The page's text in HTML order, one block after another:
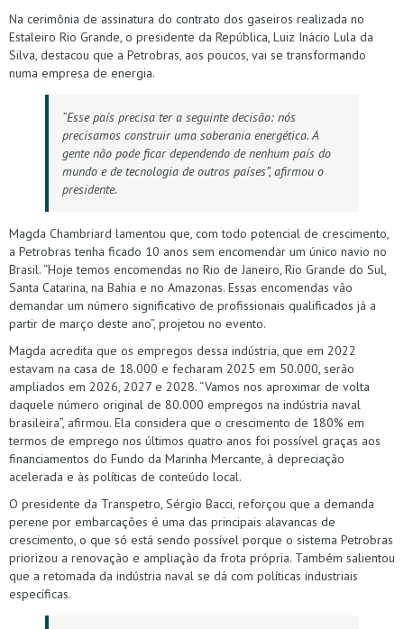
Na cerimônia de assinatura do contrato dos gaseiros realizada no
Estaleiro Rio Grande, o presidente da República, Luiz Inácio Lula da
Silva, destacou que a Petrobras, aos poucos, vai se transformando
numa empresa de energia.
“Esse país precisa ter a seguinte decisão: nós
precisamos construir uma soberania energética. A
gente não pode ficar dependendo de nenhum país do
mundo e de tecnologia de outros países”, afirmou o
presidente.
Magda Chambriard lamentou que, com todo potencial de crescimento,
a Petrobras tenha ficado 10 anos sem encomendar um único navio no
Brasil. “Hoje temos encomendas no Rio de Janeiro, Rio Grande do Sul,
Santa Catarina, na Bahia e no Amazonas. Essas encomendas vão
demandar um número significativo de profissionais qualificados já a
partir de março deste ano”, projetou no evento.
Magda acredita que os empregos dessa indústria, que em 2022
estavam na casa de 18.000 e fecharam 2025 em 50.000, serão
ampliados em 2026, 2027 e 2028. “Vamos nos aproximar de volta
daquele número original de 80.000 empregos na indústria naval
brasileira”, afirmou. Ela considera que o crescimento de 180% em
termos de emprego nos últimos quatro anos foi possível graças aos
financiamentos do Fundo da Marinha Mercante, à depreciação
acelerada e às políticas de conteúdo local.
O presidente da Transpetro, Sérgio Bacci, reforçou que a demanda
perene por embarcações é uma das principais alavancas de
crescimento, o que só está sendo possível porque o sistema Petrobras
priorizou a renovação e ampliação da frota própria. Também salientou
que a retomada da indústria naval se dá com políticas industriais
específicas.